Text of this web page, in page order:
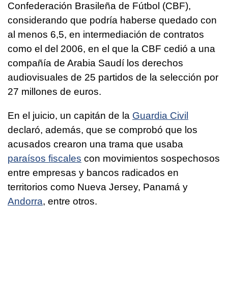
Confederación Brasileña de Fútbol (CBF),
considerando que podría haberse quedado con
al menos 6,5, en intermediación de contratos
como el del 2006, en el que la CBF cedió a una
compañía de Arabia Saudí los derechos
audiovisuales de 25 partidos de la selección por
27 millones de euros.
En el juicio, un capitán de la Guardia Civil
declaró, además, que se comprobó que los
acusados crearon una trama que usaba
paraísos fiscales con movimientos sospechosos
entre empresas y bancos radicados en
territorios como Nueva Jersey, Panamá y
Andorra, entre otros.